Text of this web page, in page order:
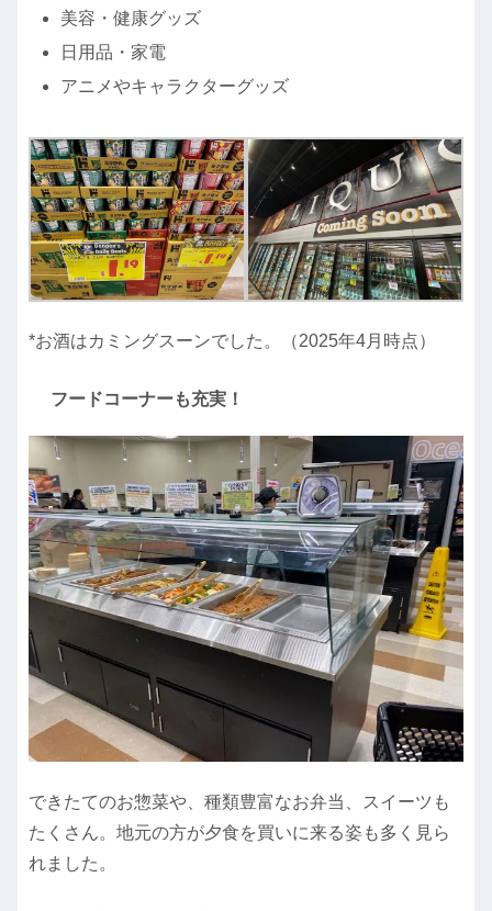
美容・健康グッズ
日用品・家電
アニメやキャラクターグッズ
*お酒はカミングスーンでした。（2025年4月時点）
フードコーナーも充実！
できたてのお惣菜や、種類豊富なお弁当、スイーツも
たくさん。地元の方が夕食を買いに来る姿も多く見ら
れました。